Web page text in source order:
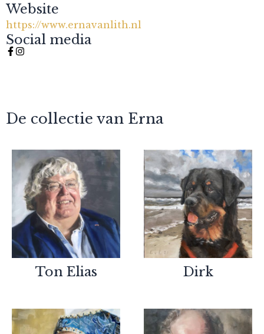
Website
https://www.ernavanlith.nl
Social media
De collectie van Erna
Ton Elias Dirk